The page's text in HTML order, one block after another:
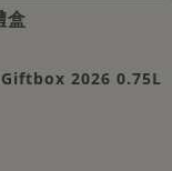
盒
2026 0.75L